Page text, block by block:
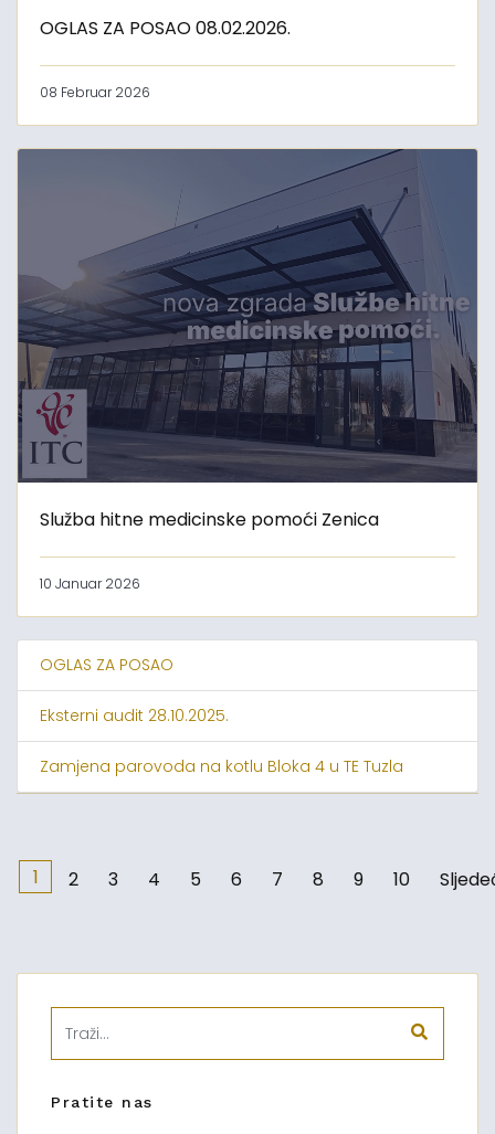
OGLAS ZA POSAO 08.02.2026.
08 Februar 2026
Služba hitne medicinske pomoći Zenica
10 Januar 2026
OGLAS ZA POSAO
Eksterni audit 28.10.2025.
Zamjena parovoda na kotlu Bloka 4 u TE Tuzla
1 2 3 4 5 6 7 8 9 10
Pratite nas